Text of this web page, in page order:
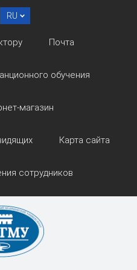
RU
Почта
обучения
магазин
Карта сайта
сотрудников